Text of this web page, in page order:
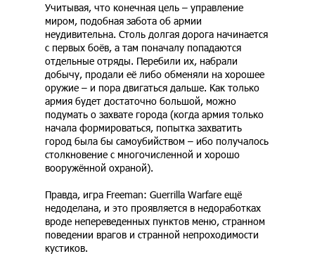
Учитывая, что конечная цель – управление
миром, подобная забота об армии
неудивительна. Столь долгая дорога начинается
с первых боёв, а там поначалу попадаются
отдельные отряды. Перебили их, набрали
добычу, продали её либо обменяли на хорошее
оружие – и пора двигаться дальше. Как только
армия будет достаточно большой, можно
подумать о захвате города (когда армия только
начала формироваться, попытка захватить
город была бы самоубийством – ибо получалось
столкновение с многочисленной и хорошо
вооружённой охраной).
Правда, игра Freeman: Guerrilla Warfare ещё
недоделана, и это проявляется в недоработках
вроде непереведенных пунктов меню, странном
поведении врагов и странной непроходимости
кустиков.